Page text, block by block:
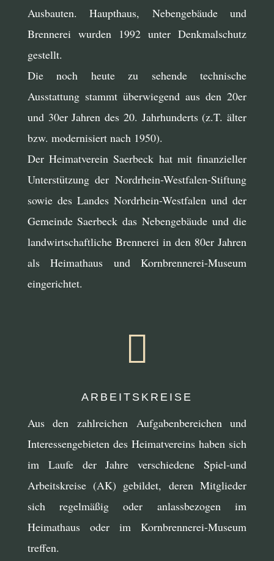
Ausbauten. Haupthaus, Nebengebäude und
Brennerei wurden 1992 unter Denkmalschutz
gestellt.
Die noch heute zu sehende technische
Ausstattung stammt überwiegend aus den 20er
und 30er Jahren des 20. Jahrhunderts (z.T. älter
bzw. modernisiert nach 1950).
Der Heimatverein Saerbeck hat mit finanzieller
Unterstützung der Nordrhein-Westfalen-Stiftung
sowie des Landes Nordrhein-Westfalen und der
Gemeinde Saerbeck das Nebengebäude und die
landwirtschaftliche Brennerei in den 80er Jahren
als Heimathaus und Kornbrennerei-Museum
eingerichtet.

ARBEITSKREISE
Aus den zahlreichen Aufgabenbereichen und
Interessengebieten des Heimatvereins haben sich
im Laufe der Jahre verschiedene Spiel-und
Arbeitskreise (AK) gebildet, deren Mitglieder
sich regelmäßig oder anlassbezogen im
Heimathaus oder im Kornbrennerei-Museum
treffen.